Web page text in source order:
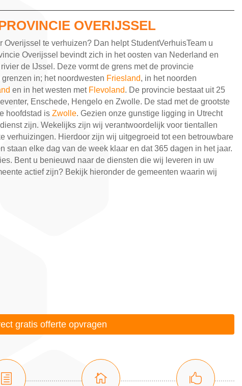
OVERIJSSEL
Overijssel te verhuizen? Dan helpt StudentVerhuisTeam u
Overijssel bevindt zich in het oosten van Nederland en
de IJssel. Deze vormt de grens met de provincie
in; het noordwesten Friesland, in het noorden
en in het westen met Flevoland. De provincie bestaat uit 25
Enschede, Hengelo en Zwolle. De stad met de grootste
hoofdstad is Zwolle. Gezien onze gunstige ligging in Utrecht
zijn. Wekelijks zijn wij verantwoordelijk voor tientallen
verhuizingen. Hierdoor zijn wij uitgegroeid tot een betrouwbare
staan elke dag van de week klaar en dat 365 dagen in het jaar.
Bent u benieuwd naar de diensten die wij leveren in uw
actief zijn? Bekijk hieronder de gemeenten waarin wij
gratis offerte opvragen
h  